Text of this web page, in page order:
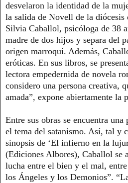
desvelaron la identidad de la
la salida de Novell de la diócesis
Silvia Caballol, psicóloga de 38
madre de dos hijos y separa del
origen marroquí. Además,
eróticas. En sus libros, se
lectora empedernida de novela
considero una persona creativa,
amada”, expone abiertamente la
Entre sus obras se encuentra una
el tema del satanismo. Así, tal y
sinopsis de ‘El infierno en la
(Ediciones Albores), Caballol se
lucha entre el bien y el mal,
los Ángeles y los Demonios”.